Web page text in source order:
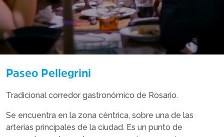
Paseo Pellegrini
Tradicional corredor gastronómico de Rosario.
Se encuentra en la zona céntrica, sobre una de las
arterias principales de la ciudad. Es un punto de